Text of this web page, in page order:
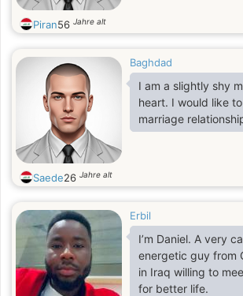
Piran56 Jahre alt
Baghdad
I am a slightly shy
heart. I would like
marriage
Saede26 Jahre alt
Erbil
I’m Daniel. A very
energetic guy from
in Iraq willing to
for better life.